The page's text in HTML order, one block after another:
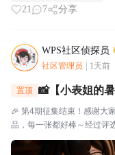
21 7 分享
WPS社区侦探员
社区管理员 1天前
置顶 📸【小表姐的
🎉 第4期征集结束！感谢大
品，每一张都好棒～经过评
票！🗳️ 入选作品🔴作品编号
词/思路：小表姐穿着家居装